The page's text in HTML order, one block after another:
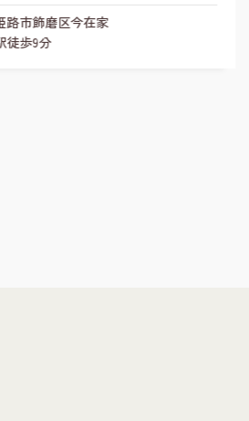
住所 兵庫県姫路市勝原区大谷341-18
交通